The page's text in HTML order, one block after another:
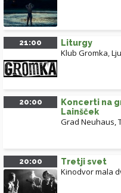
21:00 Liturgy
Klub Gromka,
20:00
Koncerti na
Lainšček
Grad Neuhaus,
20:00 Tretji svet
Kinodvor mala